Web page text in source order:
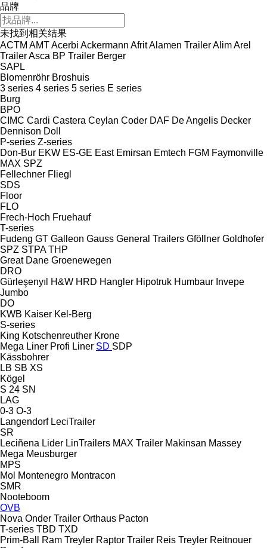
品牌
未找到相关结果
ACTM AMTAcerbi Ackermann AfritAlamen TrailerAlimArel
TrailerAsca BP Trailer Berger
SAPL
Blomenröhr Broshuis
3 series 4 series 5 series E series
Burg
BPO
CIMC Cardi Castera Ceylan Coder DAF De Angelis Decker
Dennison Doll
P-series Z-series
Don-Bur EKW ES-GE East Emirsan Emtech FGM Faymonville
MAX SPZ
Fellechner Fliegl
SDS
Floor
FLO
Frech-Hoch Fruehauf
T-series
Fudeng GT Galleon Gauss General Trailers Gföllner Goldhofer
SPZ STPA THP
Great Dane Groenewegen
DRO
Gürleşenyıl
H&W HRD Hangler Hipotruk Humbaur Invepe
Jumbo
DO
KWB Kaiser Kel-Berg
S-series
King Kotschenreuther Krone
Mega Liner Profi Liner SD SDP
Kässbohrer
LB SB XS
Kögel
S 24 SN
LAG
0-3 O-3
Langendorf LeciTrailer
SR
Leciñena Lider LinTrailers MAX Trailer Makinsan Massey
Mega Meusburger
MPS
Mol Montenegro Montracon
SMR
Nooteboom
OVB
Nova Onder Trailer Orthaus Pacton
T-series TBD TXD
Prim-Ball
Ram Treyler Raptor Trailer Reis Treyler Reitnouer